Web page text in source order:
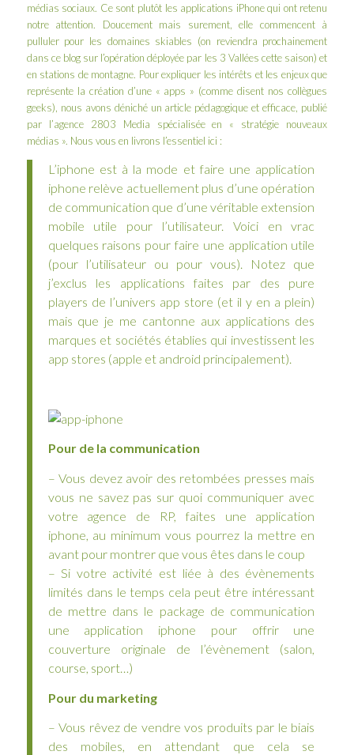
médias sociaux. Ce sont plutôt les applications iPhone qui ont retenu
notre attention. Doucement mais surement, elle commencent à
pulluler pour les domaines skiables (on reviendra prochainement
dans ce blog sur l’opération déployée par les 3 Valléescette saison) et
en stations de montagne. Pour expliquer les intérêts et les enjeux que
représente la création d’une « apps » (comme disent nos collègues
geeks), nous avons déniché un article pédagogique et efficace, publié
par l’agence 2803 Media spécialisée en « stratégie nouveaux
médias ». Nous vous en livrons l’essentiel ici :
L’iphone est à la mode et faire une application
iphone relève actuellement plus d’une opération
de communication que d’une véritable extension
mobile utile pour l’utilisateur. Voici en vrac
quelques raisons pour faire une application utile
(pour l’utilisateur ou pour vous). Notez que
j’exclus les applications faites par des pure
players de l’univers app store (et il y en a plein)
mais que je me cantonne aux applications des
marques et sociétés établies qui investissent les
app stores (apple et android principalement).
Pour de la communication
– Vous devez avoir des retombées presses mais
vous ne savez pas sur quoi communiquer avec
votre agence de RP, faites une application
iphone, au minimum vous pourrez la mettre en
avant pour montrer que vous êtes dans le coup
– Si votre activité est liée à des évènements
limités dans le temps cela peut être intéressant
de mettre dans le package de communication
une application iphone pour offrir une
couverture originale de l’évènement (salon,
course, sport…)
Pour du marketing
– Vous rêvez de vendre vos produits par le biais
des mobiles, en attendant que cela se